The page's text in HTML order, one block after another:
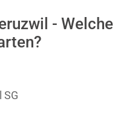
- Welche